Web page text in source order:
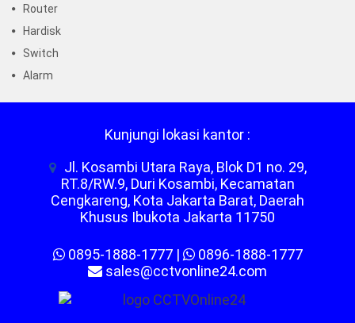
Router
Hardisk
Switch
Alarm
Kunjungi lokasi kantor :
Jl. Kosambi Utara Raya, Blok D1 no. 29,
RT.8/RW.9, Duri Kosambi, Kecamatan
Cengkareng, Kota Jakarta Barat, Daerah
Khusus Ibukota Jakarta 11750
0895-1888-1777|
0896-1888-1777
sales@cctvonline24.com